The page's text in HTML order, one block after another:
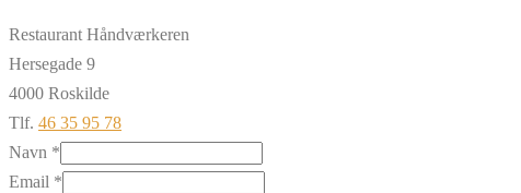
Restaurant Håndværkeren
Hersegade 9
4000 Roskilde
Tlf. 46 35 95 78
Navn *
Email *